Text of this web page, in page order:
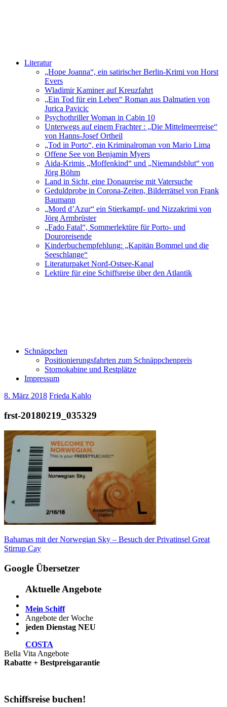
Literatur
„Hope Joanna“, ein satirischer Berlin-Krimi von Horst
Evers
Wladimir Kaminer auf Kreuzfahrt
„Ein Tod für ein Leben“ Roman aus Dalmatien von
Jurica Pavicic
Psychothriller Woman in Cabin 10
Unterwegs auf einem Frachter : „Die Mittelmeerreise“
von Hanns-Josef Ortheil
„Tod in Porto“, ein Kriminalroman von Mario Lima
Offene See von Benjamin Myers
Aida-Krimis „Moffenkind“ und „Niemandsblut“ von
Jörg Böhm
Land in Sicht, eine Donaureise mit Vatersuche
Geduldprobe in Corona-Zeiten, Bilderrätsel von Frank
Baumann
„Mord d’Azur“ ein Stierkampf- und Nizzakrimi von
Jörg Armbrüster
„Fado Fatal“, Sommerlektüre für Porto- und
Douroreisende
Kinderbuchempfehlung: „Kapitän Bommel und die
Seeschlange“
Literaturpaket Nord-Ostsee-Kanal
Lektüre für eine Schiffsreise über den Atlantik
Schnäppchen
Positionierungsfahrten zum Schnäppchenpreis
Stornokabine und Restplätze
Impressum
8. März 2018 Frieda Kahlo
frst-20180219_035329
Beitragsnavigation
Vorheriger
Beitrag:
Bahamas mit der Norwegian Sky – Besuch der Privatinsel Great
Stirrup Cay
Google Übersetzer
Aktuelle Angebote
Mein Schiff
Angebote der Woche
jeden Dienstag NEU
COSTA
Bella Vita Angebote
Rabatte + Bestpreisgarantie
Schiffsreise buchen!